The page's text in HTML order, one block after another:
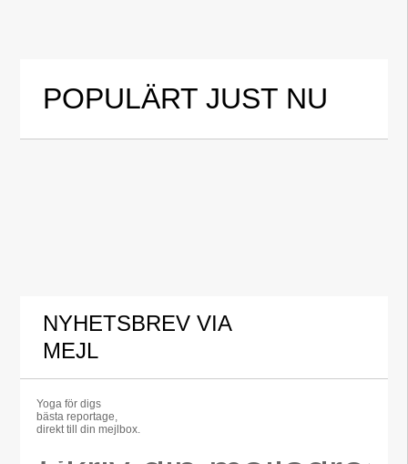
POPULÄRT JUST NU
NYHETSBREV VIA
MEJL
Yoga för digs
bästa reportage,
direkt till din mejlbox.